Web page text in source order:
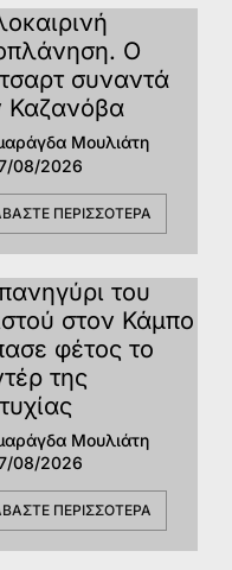
Ο
συναντά
Καζανόβα
Μουλιάτη
08/2026
ΠΕΡΙΣΣΌΤΕΡΑ
του
στον Κάμπο
φέτος το
της
Μουλιάτη
08/2026
ΠΕΡΙΣΣΌΤΕΡΑ